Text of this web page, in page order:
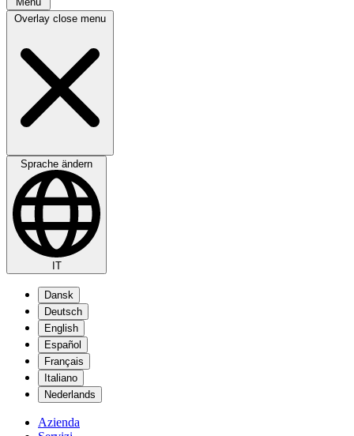
Overlay close menu
Sprache ändern
IT
Dansk
Deutsch
English
Español
Français
Italiano
Nederlands
Azienda